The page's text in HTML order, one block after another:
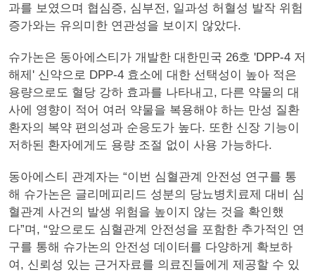
과를 보였으며 협심증, 심부전, 일과성 허혈성 발작 위험
증가와는 유의미한 연관성을 보이지 않았다.
슈가논은 동아에스티가 개발한 대한민국 26호 'DPP-4 저
해제' 신약으로 DPP-4 효소에 대한 선택성이 높아 적은
용량으로도 혈당 강하 효과를 나타내고, 다른 약물의 대
사에 영향이 적어 여러 약물을 복용해야 하는 만성 질환
환자의 복약 편의성과 순응도가 높다. 또한 신장 기능이
저하된 환자에게도 용량 조절 없이 사용 가능하다.
동아에스티 관계자는 “이번 심혈관계 안전성 연구를 통
해 슈가논은 글리메피리드 성분의 당뇨병치료제 대비 심
혈관계 사건의 발생 위험을 높이지 않는 것을 확인했
다”며, “앞으로도 심혈관계 안전성을 포함한 추가적인 연
구를 통해 슈가논의 안전성 데이터를 다양하게 확보하
여, 신뢰성 있는 근거자료를 의료진들에게 제공할 수 있